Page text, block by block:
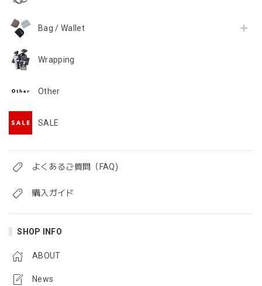
Bag / Wallet
Wrapping
Other
SALE
よくあるご質問（FAQ)
購入ガイド
SHOP INFO
ABOUT
News